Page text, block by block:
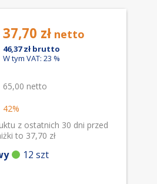
37,70 zł
46,37 zł
W tym VAT: 23 %
65,00 netto
42%
z ostatnich 30 dni przed
to 37,70 zł
12 szt